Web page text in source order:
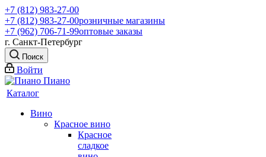
+7 (812) 983-27-00
+7 (812) 983-27-00розничные магазины
+7 (962) 706-71-99оптовые заказы
г. Санкт-Петербург
Поиск
Войти
Каталог
Вино
Красное вино
Красное
сладкое